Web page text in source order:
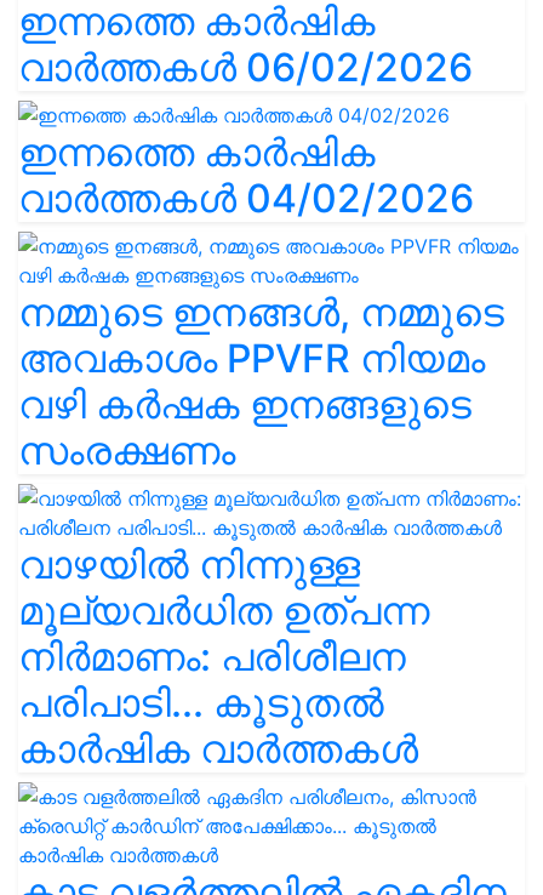
ഇന്നത്തെ കാർഷിക
വാർത്തകൾ 06/02/2026
ഇന്നത്തെ കാർഷിക
വാർത്തകൾ 04/02/2026
നമ്മുടെ ഇനങ്ങൾ, നമ്മുടെ
അവകാശം PPVFR നിയമം
വഴി കർഷക ഇനങ്ങളുടെ
സംരക്ഷണം
വാഴയിൽ നിന്നുള്ള
മൂല്യവർധിത ഉത്പന്ന
നിർമാണം: പരിശീലന
പരിപാടി... കൂടുതൽ
കാർഷിക വാർത്തകൾ